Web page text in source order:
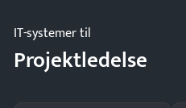
IT-systemer til
Projektledelse